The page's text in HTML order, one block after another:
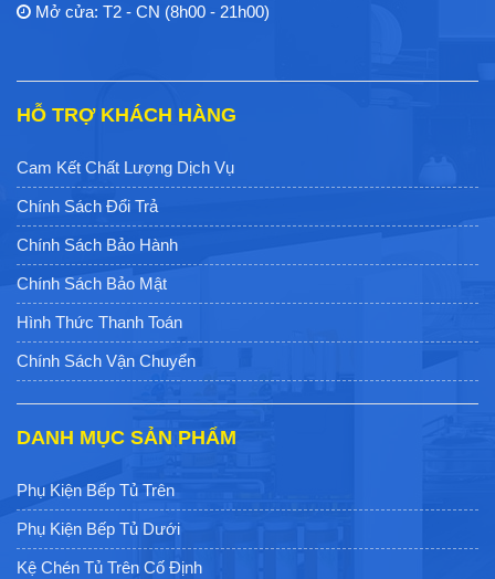
Mở cửa: T2 - CN (8h00 - 21h00)
HỖ TRỢ KHÁCH HÀNG
Cam Kết Chất Lượng Dịch Vụ
Chính Sách Đổi Trả
Chính Sách Bảo Hành
Chính Sách Bảo Mật
Hình Thức Thanh Toán
Chính Sách Vận Chuyển
DANH MỤC SẢN PHẨM
Phụ Kiện Bếp Tủ Trên
Phụ Kiện Bếp Tủ Dưới
Kệ Chén Tủ Trên Cố Định